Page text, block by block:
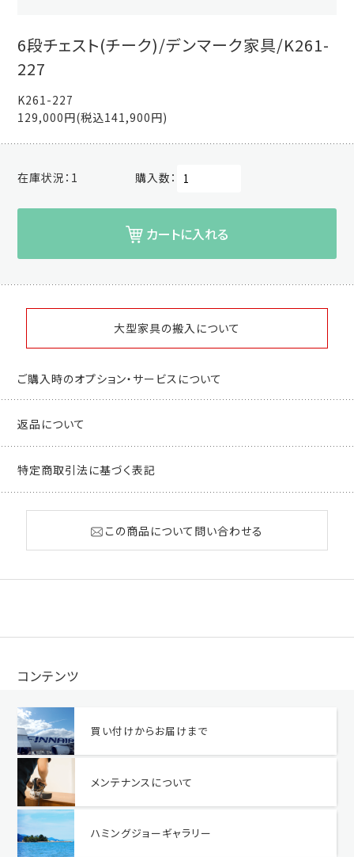
6段チェスト(チーク)/デンマーク家具/K261-
227
K261-227
129,000円(税込141,900円)
在庫状況： 1 購入数：
カートに入れる
大型家具の搬入について
ご購入時のオプション・サービスについて
返品について
特定商取引法に基づく表記
この商品について問い合わせる
コンテンツ
買い付けからお届けまで
メンテナンスについて
ハミングジョーギャラリー